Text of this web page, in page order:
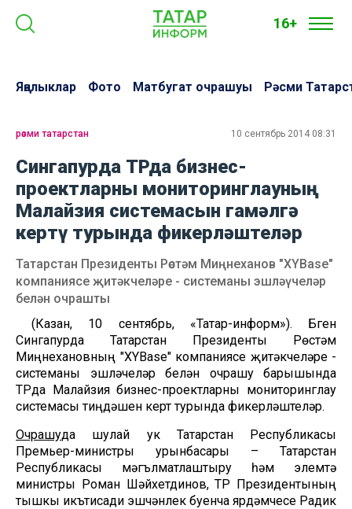
16+
Яңалыклар Фото Матбугат очрашуы Рәсми
рәсми татарстан 10 сентябрь 2014 08:31
Сингапурда ТРда бизнес-
проектларны мониторинглауның
Малайзия системасын гамәлгә
кертү турында фикерләштеләр
Татарстан Президенты Рөстәм Миңнеханов "XYBase"
компаниясе җитәкчеләре - системаны эшләүчеләр
белән очрашты
(Казан, 10 сентябрь, «Татар-информ»). Бүген
Сингапурда Татарстан Президенты Рөстәм
Миңнехановның "XYBase" компаниясе җитәкчеләре -
системаны эшләүчеләр белән очрашу барышында
ТРда Малайзия бизнес-проектларны мониторинглау
системасы тиңдәшен кертү турында фикерләштеләр.
Очрашуда шулай ук Татарстан Республикасы
Премьер-министры урынбасары – Татарстан
Республикасы мәгълүматлаштыру һәм элемтә
министры Роман Шәйхетдинов, ТР Президентының
тышкы икътисади эшчәнлек буенча ярдәмчесе Радик